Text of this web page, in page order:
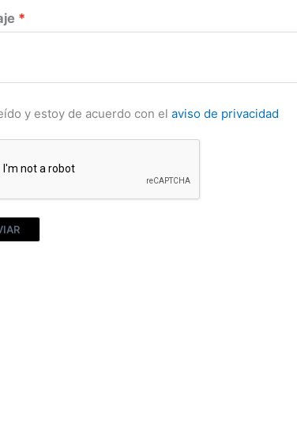
y estoy de acuerdo con el aviso de privacidad